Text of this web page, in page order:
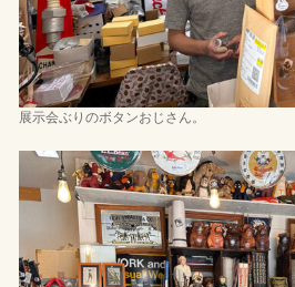
展示会ぶりのボタンおじさん。